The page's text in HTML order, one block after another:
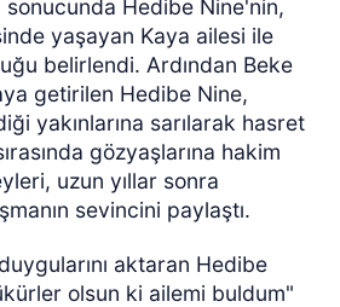
sonucunda Hedibe Nine'nin,
yaşayan Kaya ailesi ile
belirlendi. Ardından Beke
getirilen Hedibe Nine,
yakınlarına sarılarak hasret
gözyaşlarına hakim
uzun yıllar sonra
sevincini paylaştı.
aktaran Hedibe
olsun ki ailemi buldum"